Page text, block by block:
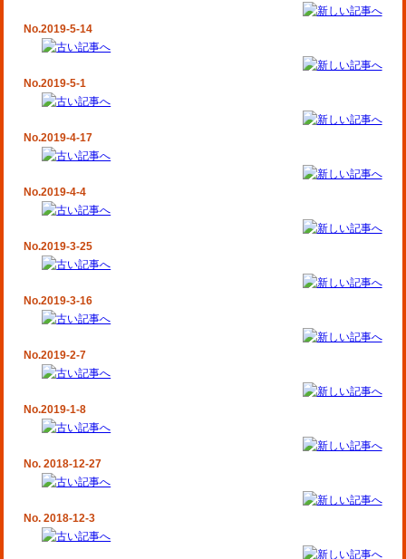
No.2019-5-14
No.2019-5-1
No.2019-4-17
No.2019-4-4
No.2019-3-25
No.2019-3-16
No.2019-2-7
No.2019-1-8
No. 2018-12-27
No. 2018-12-3